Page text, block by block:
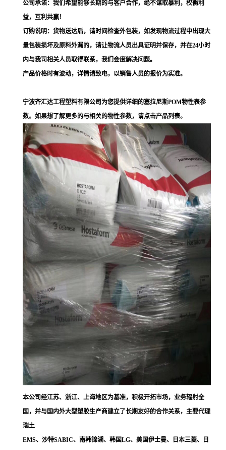
公司承诺：我们希望能够长期的与客户合作，绝不谋取暴利，权衡利
益，互利共赢！
订购说明：货物送达后，请时间检查外包装，如发现物流过程中出现大
量包装损坏及原料外漏的，请让物流人员出具证明并保存，并在24小时
内与我司相关人员取得联系，我们会度解决问题。
产品价格时有波动，详情请致电，以销售人员的报价为实准。
宁波齐汇达工程塑料有限公司为您提供详细的塞拉尼斯POM物性表参
数。如果想了解更多的与相关的物性参数，请点击产品列表。
本公司经江苏、浙江、上海地区为基准，积极开拓市场，业务辐射全
国，并与国内外大型塑胶生产商建立了长期友好的合作关系，主要代理
瑞土
EMS、沙特SABIC、南韩锦湖、韩国LG、美国伊士曼、日本三菱、日